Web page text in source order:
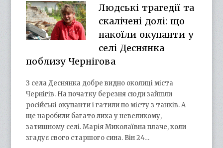
Людські трагедії та
скалічені долі: що
накоїли окупанти у
селі Деснянка
поблизу Чернігова
З села Деснянка добре видно околиці міста
Чернігів. На початку березня сюди зайшли
російські окупанти і гатили по місту з танків. А
ще наробили багато лиха у невеликому,
затишному селі. Марія Миколаївна плаче, коли
згадує свого старшого сина. Він 24…